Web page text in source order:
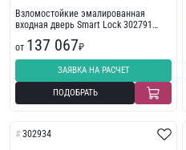
Взломостойкие эмалированная
входная дверь Smart Lock 302791
от 137 067₽
ЗАЯВКА НА РАСЧЕТ
ПОДОБРАТЬ
302934